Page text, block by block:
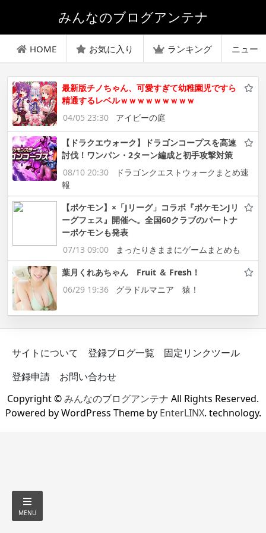
みんなのブログアンテナ
HOME お気に入り ランキング ニュー
最新版チノちゃん、可愛すぎて幼稚園児ですら
精通するレベルｗｗｗｗｗｗｗｗｗ
04/05 23:30
アイビーの庭
【ドラクエウォーク】ドラゴンコープスを高速
討伐！ワンパン・2ターン編成と初手攻撃対策
08/10 20:30
ドラゴンクエストウォークまとめ速
報
【ポケモン】×「Jリーグ」コラボ『ポケモンJリ
ーグフェス』開催へ。全国60クラブのパートナ
ーポケモンも発表
07/13 09:00
まったりきままにゲームまとめも
葉月くれあちゃん Fruit ＆ Fresh！
06/29 19:36
グラドルマニア 猿！
サイトについて 登録ブログ一覧
固定リンクツール
登録申請
お問い合わせ
Copyright ©みんなのブログアンテナ All Rights Reserved.
Powered by WordPress Theme by EnterLINX. technology.
MENU